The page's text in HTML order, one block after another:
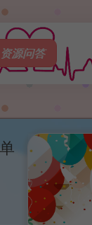
资源问答